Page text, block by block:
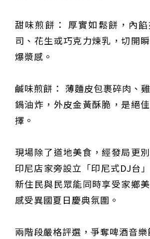
甜味煎餅： 厚實如鬆餅，內
司、花生或巧克力煉乳，切開
爆漿感。
鹹味煎餅： 薄麵皮包裹碎肉、
鍋油炸，外皮金黃酥脆，是絕
擇。
現場除了道地美食，經發局更
印尼店家旁設立「印尼式DJ台
新住民與民眾能同時享受家鄉
感受異國夏日慶典氛圍。
兩階段嚴格評選，爭奪啤酒音